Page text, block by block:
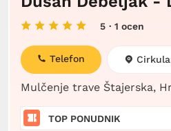
5 · 1 ocen
Mulčenje trave Štajerska,
Telefon
TOP PONUDNIK